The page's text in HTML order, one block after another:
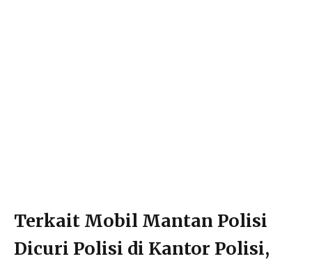
Terkait Mobil Mantan Polisi
Dicuri Polisi di Kantor Polisi,